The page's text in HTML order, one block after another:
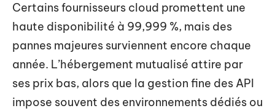
Certains fournisseurs cloud promettent une
haute disponibilité à 99,999 %, mais des
pannes majeures surviennent encore chaque
année. L’hébergement mutualisé attire par
ses prix bas, alors que la gestion fine des API
impose souvent des environnements dédiés ou